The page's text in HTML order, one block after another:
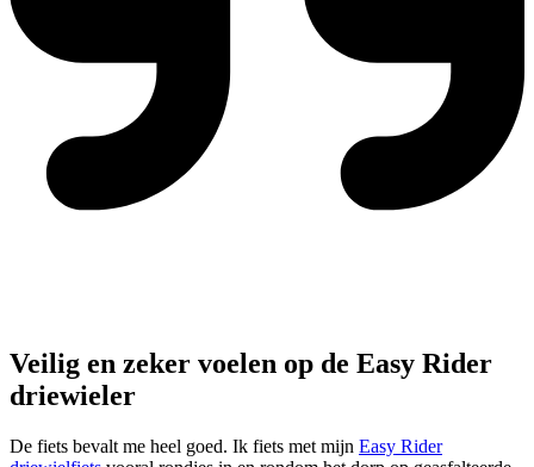
Veilig en zeker voelen op de Easy Rider
driewieler
De fiets bevalt me heel goed. Ik fiets met mijn Easy Rider